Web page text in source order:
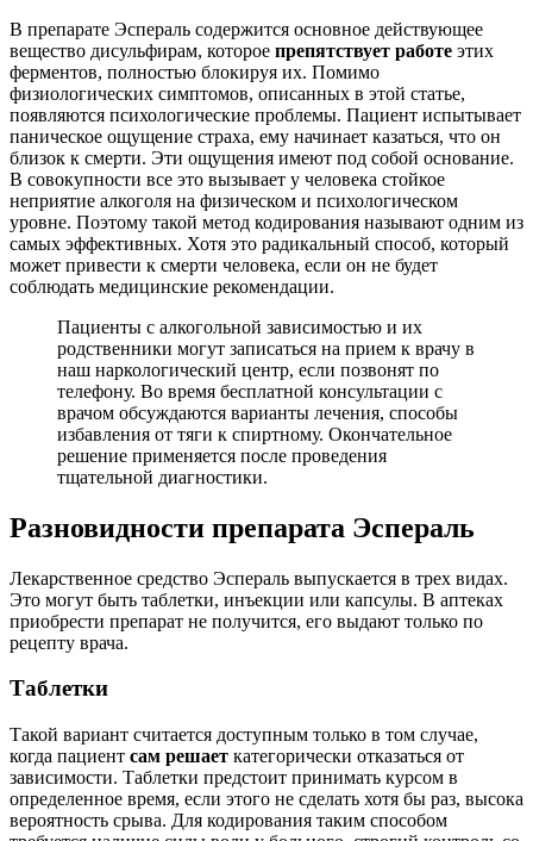
В препарате Эспераль содержится основное действующее
вещество дисульфирам, которое препятствует работе этих
ферментов, полностью блокируя их. Помимо
физиологических симптомов, описанных в этой статье,
появляются психологические проблемы. Пациент испытывает
паническое ощущение страха, ему начинает казаться, что он
близок к смерти. Эти ощущения имеют под собой основание.
В совокупности все это вызывает у человека стойкое
неприятие алкоголя на физическом и психологическом
уровне. Поэтому такой метод кодирования называют одним из
самых эффективных. Хотя это радикальный способ, который
может привести к смерти человека, если он не будет
соблюдать медицинские рекомендации.
Пациенты с алкогольной зависимостью и их
родственники могут записаться на прием к врачу в
наш наркологический центр, если позвонят по
телефону. Во время бесплатной консультации с
врачом обсуждаются варианты лечения, способы
избавления от тяги к спиртному. Окончательное
решение применяется после проведения
тщательной диагностики.
Разновидности препарата Эспераль
Лекарственное средство Эспераль выпускается в трех видах.
Это могут быть таблетки, инъекции или капсулы. В аптеках
приобрести препарат не получится, его выдают только по
рецепту врача.
Таблетки
Такой вариант считается доступным только в том случае,
когда пациент сам решает категорически отказаться от
зависимости. Таблетки предстоит принимать курсом в
определенное время, если этого не сделать хотя бы раз, высока
вероятность срыва. Для кодирования таким способом